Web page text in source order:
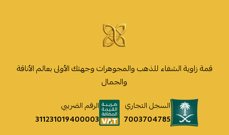
قمة زاوية الشفاء للذهب والمجوهرات وجهتك الأولى بعالم الأناقة
والجمال
السجل التجاري
7003704785
الرقم الضريبي
311231019400003